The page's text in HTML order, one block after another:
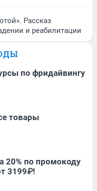
Рассказ
и реабилитации
по фридайвингу
товары
20% по промокоду
3199₽!